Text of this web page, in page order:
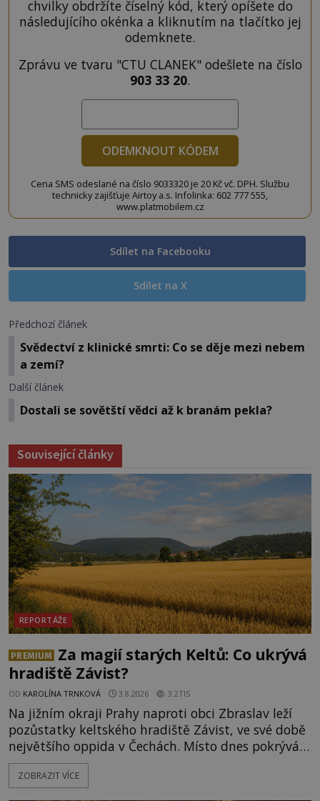
chvilky obdržíte číselný kód, který opíšete do
následujícího okénka a kliknutím na tlačítko jej
odemknete.
Zprávu ve tvaru "CTU CLANEK" odešlete na číslo
903 33 20.
ODEMKNOUT KÓDEM
Cena SMS odeslané na číslo 9033320 je 20 Kč vč. DPH. Službu
technicky zajišťuje Airtoy a.s. Infolinka: 602 777 555,
www.platmobilem.cz
Sdílet na Facebooku
Sdílet na X
Předchozí článek
Svědectví z klinické smrti: Co se děje mezi nebem
a zemí?
Další článek
Dostali se sovětští vědci až k branám pekla?
Související články
REPORTÁŽE
PREMIUM
Za magií starých Keltů: Co ukrývá
hradiště Závist?
OD KAROLÍNA TRNKOVÁ 3.8.2026 3.2TIS
Na jižním okraji Prahy naproti obci Zbraslav leží
pozůstatky keltského hradiště Závist, ve své době
největšího oppida v Čechách. Místo dnes pokrývá
les, zbytky po kdysi monumentálním hradišti jsou
ale v terénu patrné stále. Co dalšího tu po Keltech
ZOBRAZIT VÍCE